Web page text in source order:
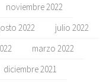
noviembre 2022
2022
julio 2022
marzo 2022
diciembre 2021